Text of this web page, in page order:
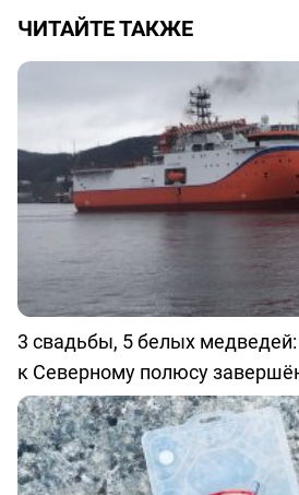
ЧИТАЙТЕ ТАКЖЕ
3 свадьбы, 5 белых медведей:
к Северному полюсу